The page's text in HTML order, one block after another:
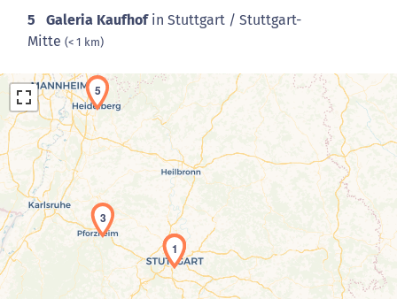
5 Galeria Kaufhofin Stuttgart / Stuttgart-
Mitte (< 1 km)
Laden der Karte...
1
3
5